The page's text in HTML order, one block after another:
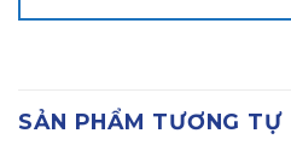
SẢN PHẨM TƯƠNG TỰ